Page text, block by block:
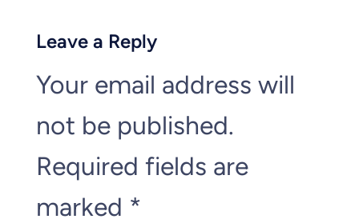
Leave a Reply
Your email address will
not be published.
Required fields are
marked *